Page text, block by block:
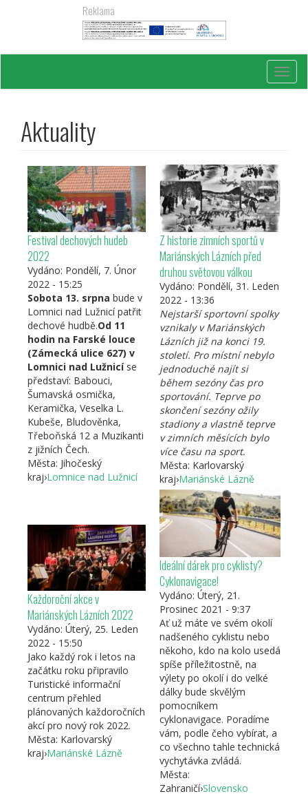
Reklama
Aktuality
Festival dechových hudeb
2022
Vydáno: Pondělí, 7. Únor
2022 - 15:25
Sobota 13. srpna bude v
Lomnici nad Lužnicí patřit
dechové hudbě.Od 11
hodin na Farské louce
(Zámecká ulice 627) v
Lomnici nad Lužnicíse
představí: Babouci,
Šumavská osmička,
Keramička, Veselka L.
Kubeše, Bludověnka,
Třeboňská 12 a Muzikanti
z jižních Čech.
Města: Jihočeský
kraj›Lomnice nad Lužnicí
Z historie zimních sportů v
Mariánských Lázních před
druhou světovou válkou
Vydáno: Pondělí, 31. Leden
2022 - 13:36
Nejstarší sportovní spolky
vznikaly v Mariánských
Lázních již na konci 19.
století. Pro místní nebylo
jednoduché najít si
během sezóny čas pro
sportování. Teprve po
skončení sezóny ožily
stadiony a vlastně teprve
v zimních měsících bylo
více času na sport.
Města: Karlovarský
kraj›Mariánské Lázně
Každoroční akce v
Mariánských Lázních 2022
Vydáno: Úterý, 25. Leden
2022 - 15:50
Jako každý rok i letos na
začátku roku připravilo
Turistické informační
centrum přehled
plánovaných každoročních
akcí pro nový rok 2022.
Města: Karlovarský
kraj›Mariánské Lázně
Ideální dárek pro cyklisty?
Cyklonavigace!
Vydáno: Úterý, 21.
Prosinec 2021 - 9:37
Ať už máte ve svém okolí
nadšeného cyklistu nebo
někoho, kdo na kolo usedá
spíše příležitostně, na
výlety po okolí i do velké
dálky bude skvělým
pomocníkem
cyklonavigace. Poradíme
vám, podle čeho vybírat, a
co všechno tahle technická
vychytávka zvládá.
Města:
Zahraničí›Slovensko